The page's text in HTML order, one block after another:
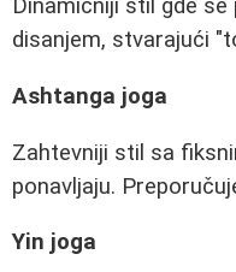
Dinamičniji stil gde
disanjem, stvarajući
Ashtanga joga
Zahtevniji stil sa
ponavljaju.
Yin joga